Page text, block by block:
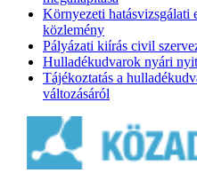
Környezeti
közlemény
Pályázati kiírás civil
Hulladékudvarok nyári
Tájékoztatás a
változásáról